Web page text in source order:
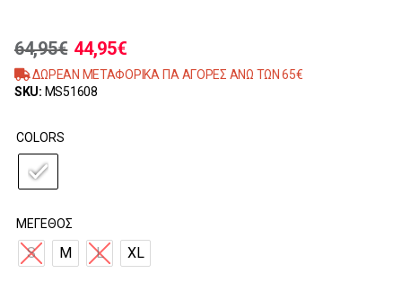
64,95€ 44,95€
ΔΩΡΕΑΝ ΜΕΤΑΦΟΡΙΚΑ ΓΙΑ ΑΓΟΡΕΣ ΑΝΩ ΤΩΝ 65€
SKU: MS51608
COLORS
ΜΈΓΕΘΟΣ
S M L XL